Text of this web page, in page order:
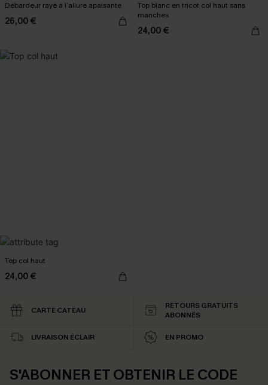
Débardeur rayé à l’allure apaisante
26,00 €
Top blanc en tricot col haut sans
manches
24,00 €
Top col haut
24,00 €
CARTE CATEAU
RETOURS GRATUITS
ABONNÉS
LIVRAISON ÉCLAIR EN PROMO
S'ABONNER ET OBTENIR LE CODE